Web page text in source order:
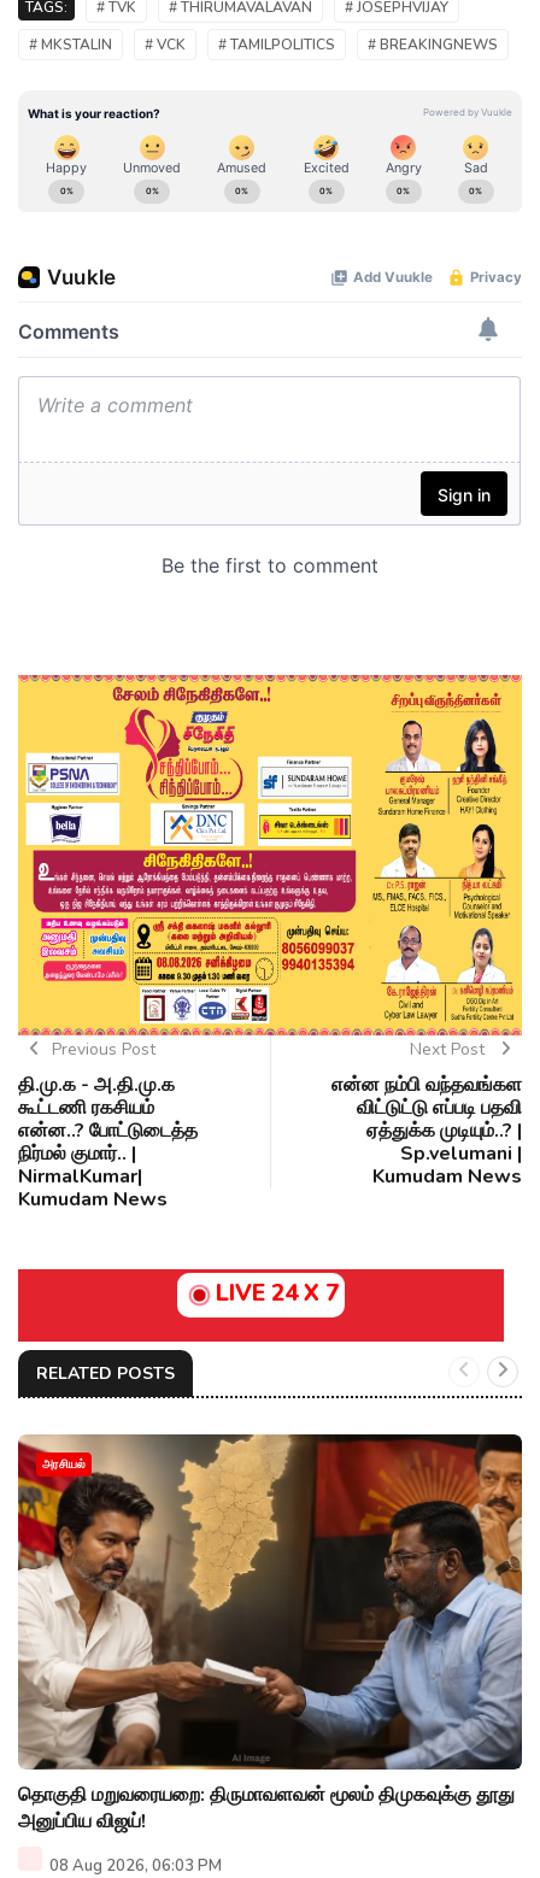
TAGS: # TVK # THIRUMAVALAVAN
# JOSEPHVIJAY
# MKSTALIN
# VCK # TAMILPOLITICS # BREAKINGNEWS
Previous Post
தி.மு.க - அ.தி.மு.க
கூட்டணி ரகசியம்
என்ன..? போட்டுடைத்த
நிர்மல் குமார்.. |
NirmalKumar|
Kumudam News
Next Post
என்ன நம்பி வந்தவங்கள
விட்டுட்டு எப்படி பதவி
ஏத்துக்க முடியும்..? |
Sp.velumani |
Kumudam News
LIVE 24 X 7
RELATED POSTS
அரசியல்
தொகுதி மறுவரையறை: திருமாவளவன் மூலம் திமுகவுக்கு தூது
அனுப்பிய விஜய்!
08 Aug 2026, 06:03 PM